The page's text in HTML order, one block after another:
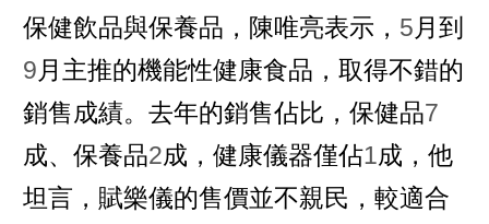
保健飲品與保養品，陳唯亮表示， 5月到
9月主推的機能性健康食品，取得不錯的
銷售成績。去年的銷售佔比，保健品7
成、保養品2成，健康儀器僅佔1成，他
坦言，賦樂儀的售價並不親民，較適合